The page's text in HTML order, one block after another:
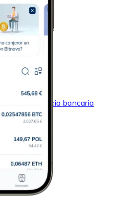
con transferencia bancaria